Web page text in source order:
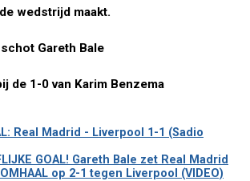
wedstrijd maakt.
Gareth Bale
de 1-0 van Karim Benzema
Real Madrid - Liverpool 1-1 (Sadio
GOAL! Gareth Bale zet Real Madrid
op 2-1 tegen Liverpool (VIDEO)